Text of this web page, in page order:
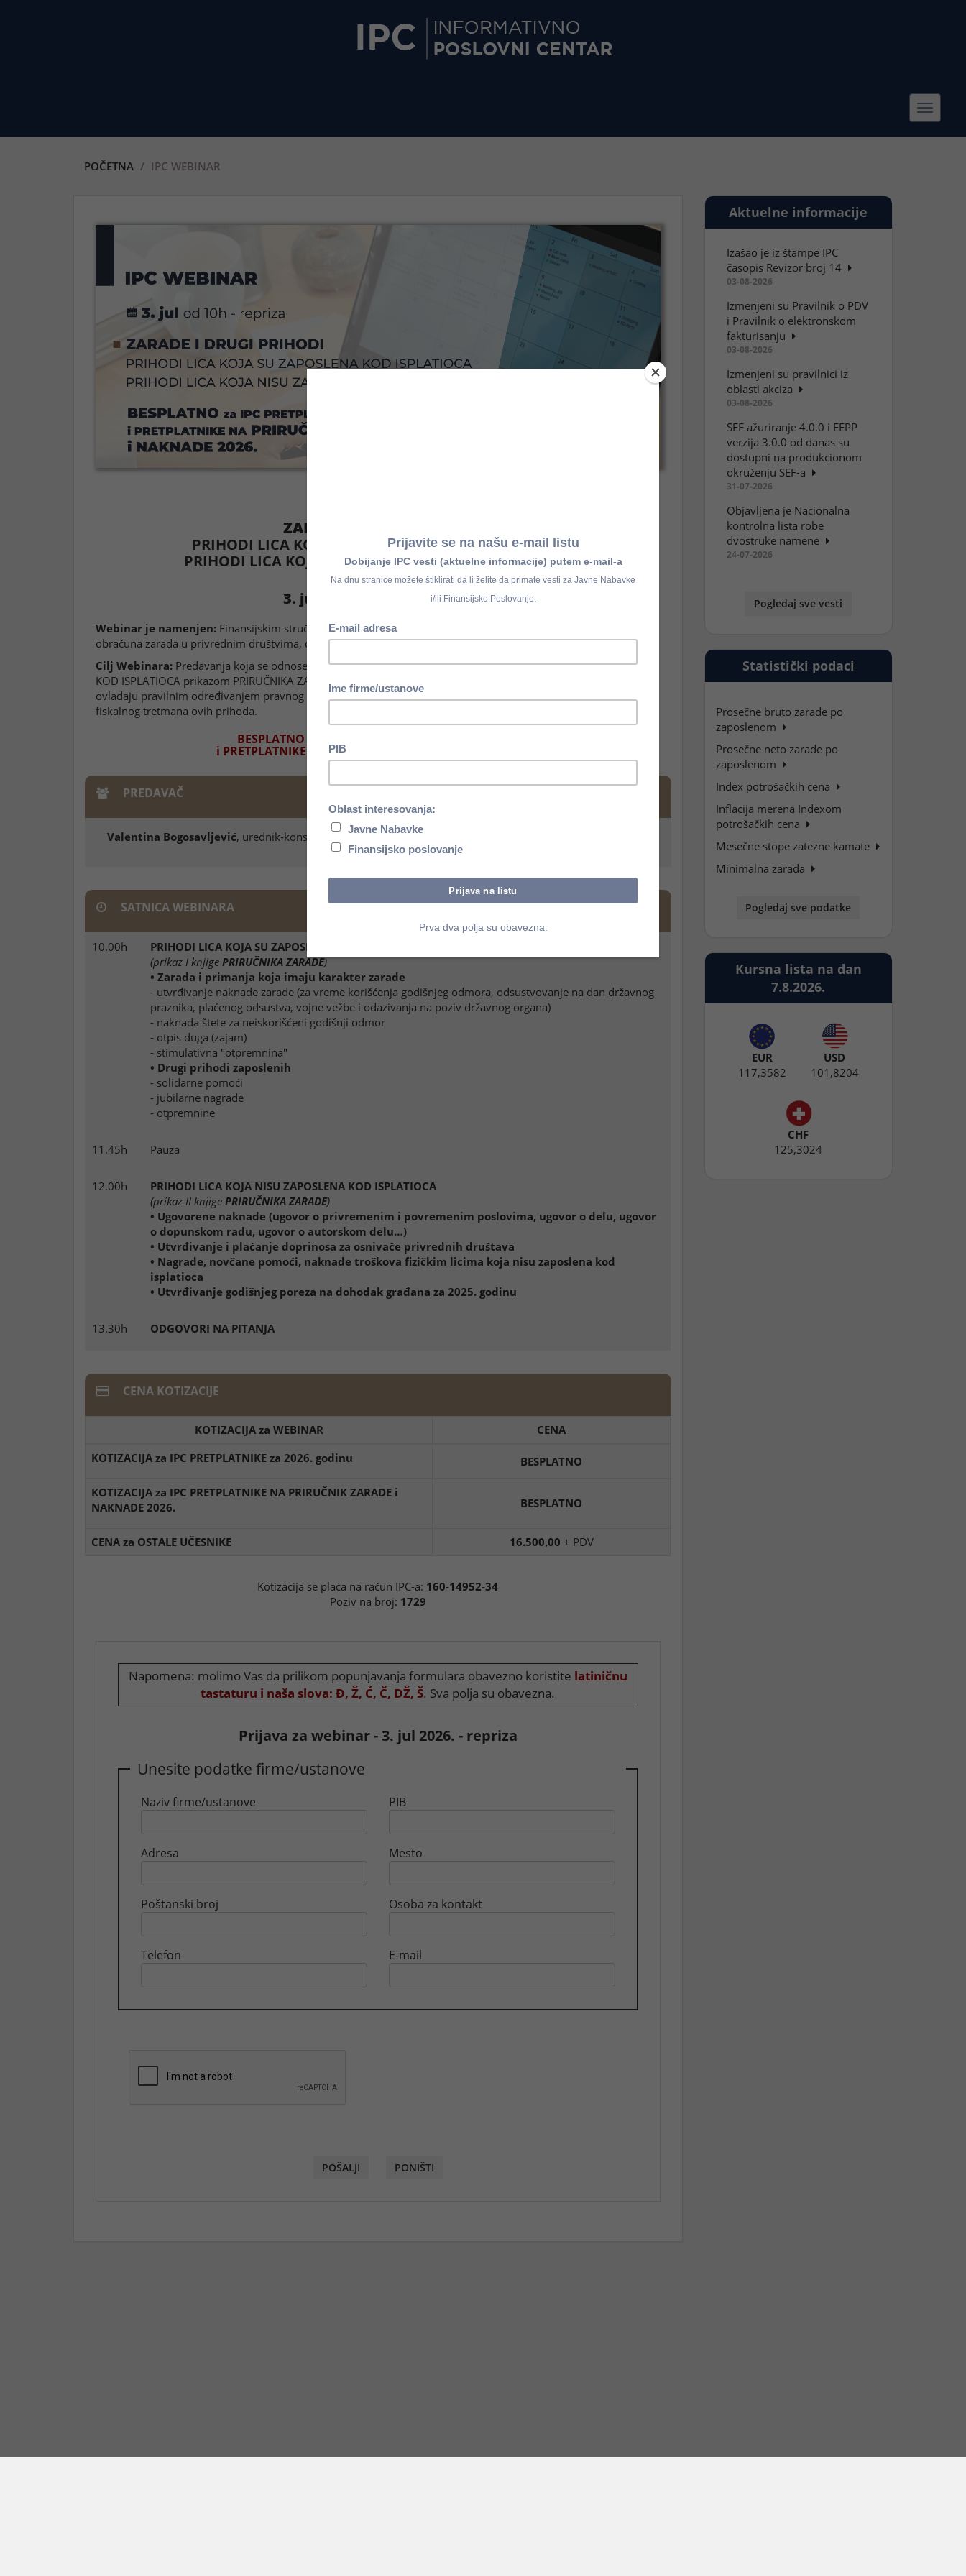
Toggle
POČETNA IPC WEBINAR
ZARADE I DRUGI PRIHODI
PRIHODI LICA KOJA SU ZAPOSLENA KOD ISPLATIOCA
PRIHODI LICA KOJA NISU ZAPOSLENA KOD ISPLATIOCA
3. jul 2026.
od 10h - repriza
Webinar je namenjen: Finansijskim stručnjacima, šefovima računovodstva, zaposlenima na poslovima
obračuna zarada u privrednim društvima, državnim organima i organima lokalne vlasti, javnim službama i dr.
Cilj Webinara: Predavanja koja se odnose na tretman prihoda ZAPOSLENIH LICA I LICA KOJA NISU ZAPOSLENA
KOD ISPLATIOCA prikazom PRIRUČNIKA ZARADE i IPC. RAČUNARA ZA ZARADE, omogućiće učesnicima da
ovladaju pravilnim određivanjem pravnog osnova, kao tehnikama i procedurama obračuna i određivanja
fiskalnog tretmana ovih prihoda.
BESPLATNO za IPC PRETPLATNIKE za 2026. godinu
i PRETPLATNIKE NA PRIRUČNIK ZARADE i NAKNADE 2026.
PREDAVAČ
Valentina Bogosavljević, urednik-konsultant IPC-a
SATNICA WEBINARA
10.00h
PRIHODI LICA KOJA SU ZAPOSLENA KOD ISPLATIOCA
(prikaz I knjige PRIRUČNIKA ZARADE)
• Zarada i primanja koja imaju karakter zarade
- utvrđivanje naknade zarade (za vreme korišćenja godišnjeg odmora, odsustvovanje na dan državnog
praznika, plaćenog odsustva, vojne vežbe i odazivanja na poziv državnog organa)
- naknada štete za neiskorišćeni godišnji odmor
- otpis duga (zajam)
- stimulativna "otpremnina"
• Drugi prihodi zaposlenih
- solidarne pomoći
- jubilarne nagrade
- otpremnine
11.45h Pauza
12.00h
PRIHODI LICA KOJA NISU ZAPOSLENA KOD ISPLATIOCA
(prikaz II knjige PRIRUČNIKA ZARADE)
• Ugovorene naknade (ugovor o privremenim i povremenim poslovima, ugovor o delu, ugovor
o dopunskom radu, ugovor o autorskom delu…)
• Utvrđivanje i plaćanje doprinosa za osnivače privrednih društava
• Nagrade, novčane pomoći, naknade troškova fizičkim licima koja nisu zaposlena kod
isplatioca
• Utvrđivanje godišnjeg poreza na dohodak građana za 2025. godinu
13.30h ODGOVORI NA PITANJA
CENA KOTIZACIJE
KOTIZACIJA za WEBINAR
CENA
KOTIZACIJA za IPC PRETPLATNIKE za 2026. godinu
BESPLATNO
KOTIZACIJA za IPC PRETPLATNIKE NA PRIRUČNIK ZARADE i
NAKNADE 2026.
BESPLATNO
CENA za OSTALE UČESNIKE 16.500,00 + PDV
Kotizacija se plaća na račun IPC-a: 160-14952-34
Poziv na broj: 1729
Napomena: molimo Vas da prilikom popunjavanja formulara obavezno koristite latiničnu
tastaturu i naša slova: Đ, Ž, Ć, Č, DŽ, Š. Sva polja su obavezna.
Prijava za webinar - 3. jul 2026. - repriza
Unesite podatke firme/ustanove
Naziv firme/ustanove PIB
Adresa Mesto
Poštanski broj Osoba za kontakt
Telefon E-mail
POŠALJI PONIŠTI
Aktuelne informacije
Izašao je iz štampe IPC
časopis Revizor broj 14
03-08-2026
Izmenjeni su Pravilnik o PDV
i Pravilnik o elektronskom
fakturisanju
03-08-2026
Izmenjeni su pravilnici iz
oblasti akciza
03-08-2026
SEF ažuriranje 4.0.0 i EEPP
verzija 3.0.0 od danas su
dostupni na produkcionom
okruženju SEF-a
31-07-2026
Objavljena je Nacionalna
kontrolna lista robe
dvostruke namene
24-07-2026
Pogledaj sve vesti
Statistički podaci
Prosečne bruto zarade po
zaposlenom
Prosečne neto zarade po
zaposlenom
Index potrošačkih cena
Inflacija merena Indexom
potrošačkih cena
Mesečne stope zatezne kamate
Minimalna zarada
Pogledaj sve podatke
Kursna lista na dan
7.8.2026.
EUR
117,3582
USD
101,8204
CHF
125,3024